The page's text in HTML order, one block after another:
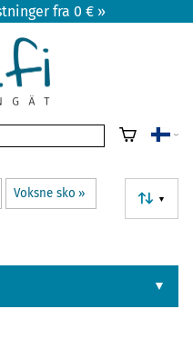
fra 0 € »
Voksne sko ‪» ▼
▼